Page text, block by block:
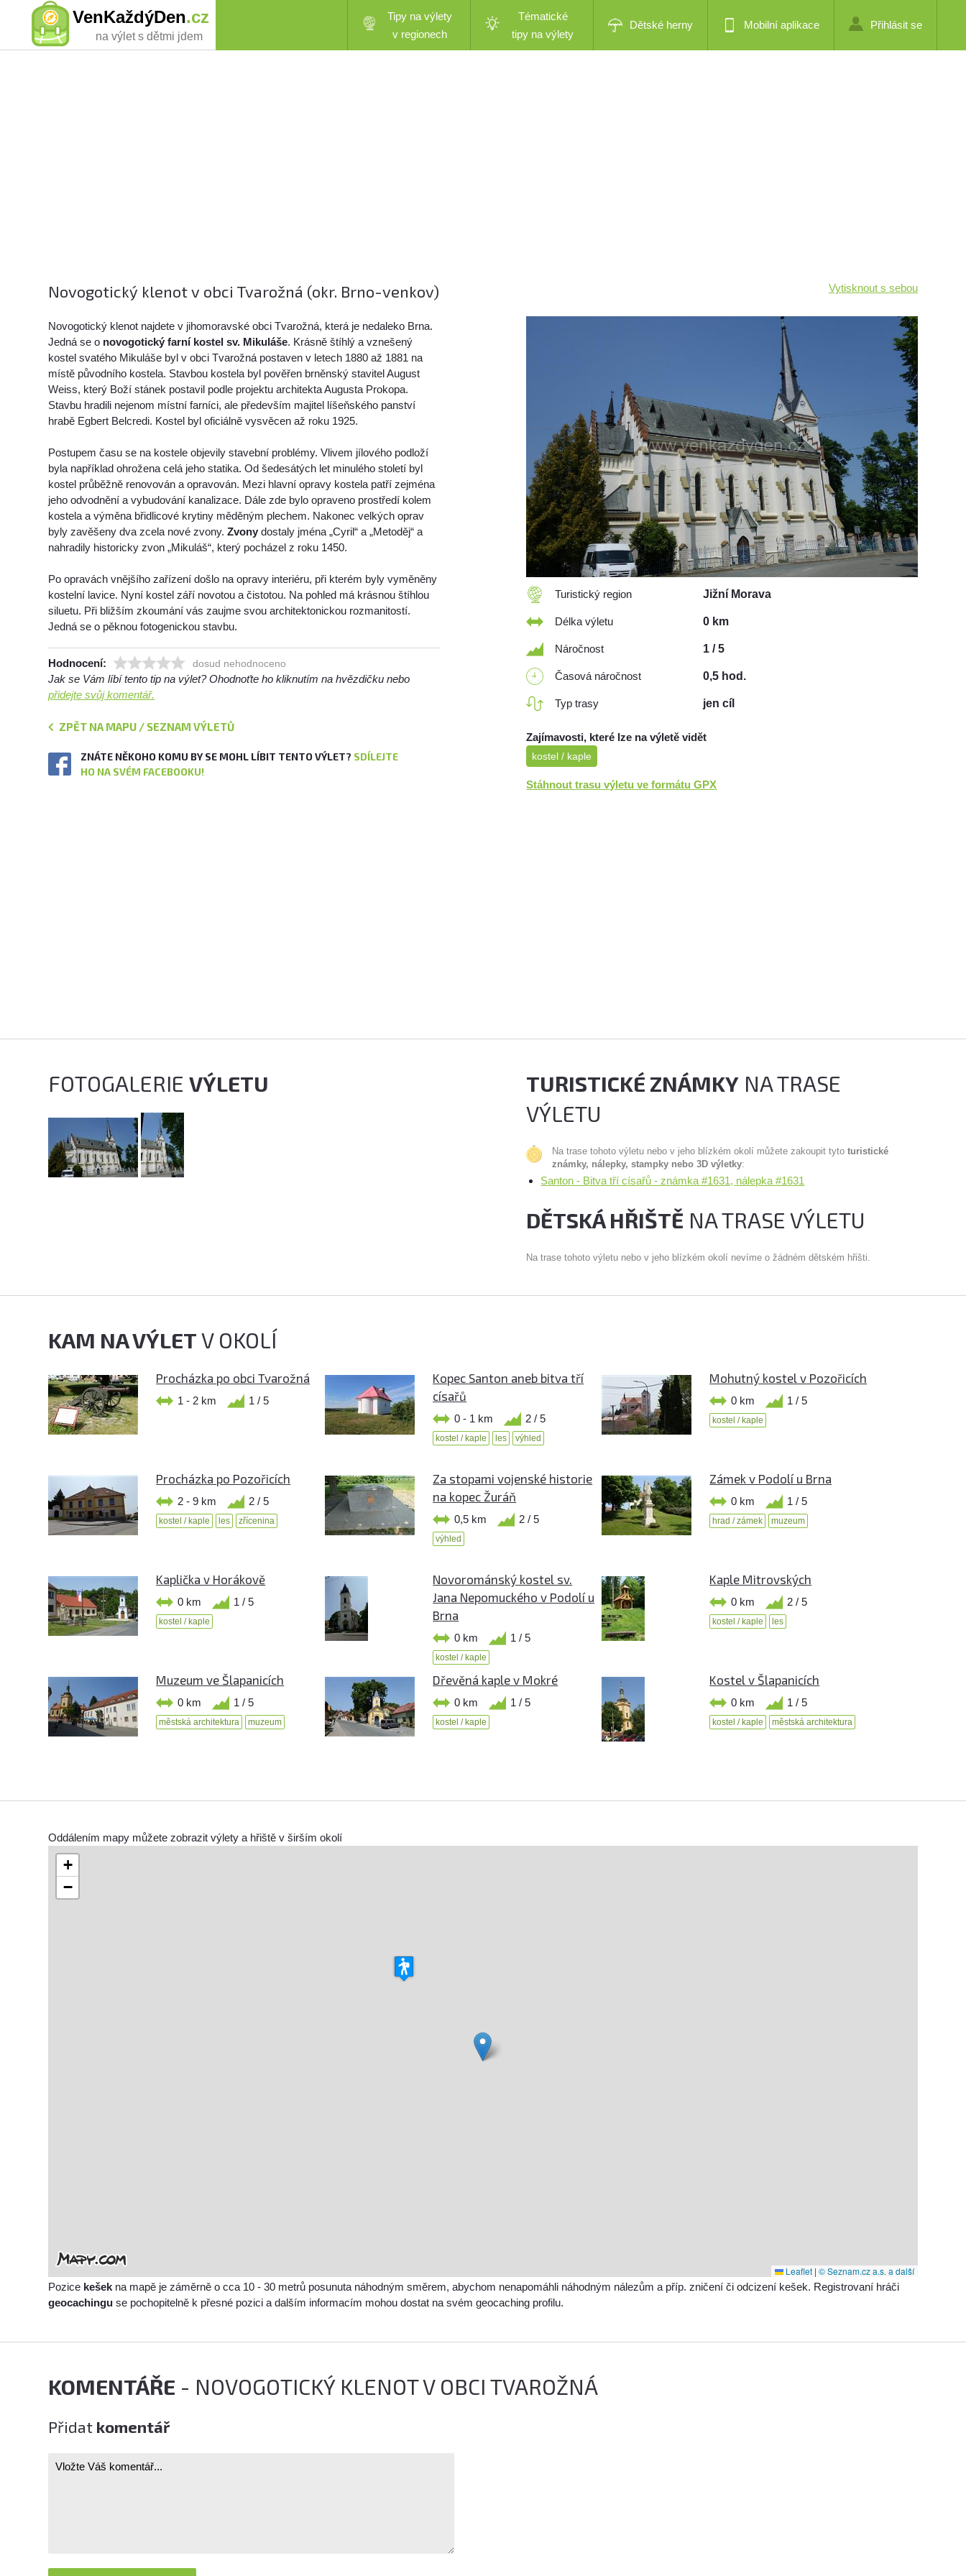
VenKaždýDen.cz
na výlet s dětmi jdem
Tipy na výlety
v regionech
Tématické
tipy na výlety
Dětské herny Mobilní aplikace Přihlásit se
Novogotický klenot v obci Tvarožná (okr. Brno-venkov) Vytisknout s sebou
Novogotický klenot najdete v jihomoravské obci Tvarožná, která je nedaleko Brna.
Jedná se o novogotický farní kostel sv. Mikuláše. Krásně štíhlý a vznešený
kostel svatého Mikuláše byl v obci Tvarožná postaven v letech 1880 až 1881 na
místě původního kostela. Stavbou kostela byl pověřen brněnský stavitel August
Weiss, který Boží stánek postavil podle projektu architekta Augusta Prokopa.
Stavbu hradili nejenom místní farníci, ale především majitel líšeňského panství
hrabě Egbert Belcredi. Kostel byl oficiálně vysvěcen až roku 1925.
Postupem času se na kostele objevily stavební problémy. Vlivem jílového podloží
byla například ohrožena celá jeho statika. Od šedesátých let minulého století byl
kostel průběžně renovován a opravován. Mezi hlavní opravy kostela patří zejména
jeho odvodnění a vybudování kanalizace. Dále zde bylo opraveno prostředí kolem
kostela a výměna břidlicové krytiny měděným plechem. Nakonec velkých oprav
byly zavěšeny dva zcela nové zvony.Zvony dostaly jména „Cyril“ a „Metoděj“ a
nahradily historicky zvon „Mikuláš“, který pocházel z roku 1450.
Po opravách vnějšího zařízení došlo na opravy interiéru, při kterém byly vyměněny
kostelní lavice. Nyní kostel září novotou a čistotou. Na pohled má krásnou štíhlou
siluetu. Při bližším zkoumání vás zaujme svou architektonickou rozmanitostí.
Jedná se o pěknou fotogenickou stavbu.
Hodnocení: dosud nehodnoceno
Jak se Vám líbí tento tip na výlet? Ohodnoťte ho kliknutím na hvězdičku nebo
přidejte svůj komentář.
ZPĚT NA MAPU / SEZNAM VÝLETŮ
ZNÁTE NĚKOHO KOMU BY SE MOHL LÍBIT TENTO VÝLET? SDÍLEJTE
HO NA SVÉM FACEBOOKU!
Turistický region Jižní Morava
Délka výletu 0 km
Náročnost 1 / 5
Časová náročnost 0,5 hod.
Typ trasy jen cíl
Zajímavosti, které lze na výletě vidět
kostel / kaple
Stáhnout trasu výletu ve formátu GPX
FOTOGALERIEVÝLETU TURISTICKÉ ZNÁMKY NA TRASE
VÝLETU
Na trase tohoto výletu nebo v jeho blízkém okolí můžete zakoupit tytoturistické
známky, nálepky, stampky nebo 3D výletky:
Santon - Bitva tří císařů - známka #1631, nálepka #1631
DĚTSKÁ HŘIŠTĚ NA TRASE VÝLETU
Na trase tohoto výletu nebo v jeho blízkém okolí nevíme o žádném dětském hřišti.
KAM NA VÝLETV OKOLÍ
Procházka po obci Tvarožná
1 - 2 km 1 / 5
Kopec Santon aneb bitva tří
císařů
0 - 1 km 2 / 5
kostel / kaple les výhled
Mohutný kostel v Pozořicích
0 km 1 / 5
kostel / kaple
Procházka po Pozořicích
2 - 9 km 2 / 5
kostel / kaple les zřícenina
Za stopami vojenské historie
na kopec Žuráň
0,5 km 2 / 5
výhled
Zámek v Podolí u Brna
0 km 1 / 5
hrad / zámek muzeum
Kaplička v Horákově
0 km 1 / 5
kostel / kaple
Novorománský kostel sv.
Jana Nepomuckého v Podolí u
Brna
0 km 1 / 5
kostel / kaple
Kaple Mitrovských
0 km 2 / 5
kostel / kaple les
Muzeum ve Šlapanicích
0 km 1 / 5
městská architektura muzeum
Dřevěná kaple v Mokré
0 km 1 / 5
kostel / kaple
Kostel v Šlapanicích
0 km 1 / 5
kostel / kaple městská architektura
Oddálením mapy můžete zobrazit výlety a hřiště v širším okolí
+
−
Leaflet | © Seznam.cz a.s. a další
Pozice kešek na mapě je záměrně o cca 10 - 30 metrů posunuta náhodným směrem, abychom nenapomáhli náhodným nálezům a příp. zničení či odcizení kešek. Registrovaní hráči
geocachingu se pochopitelně k přesné pozici a dalším informacím mohou dostat na svém geocaching profilu.
KOMENTÁŘE - NOVOGOTICKÝ KLENOT V OBCI TVAROŽNÁ
Přidat komentář